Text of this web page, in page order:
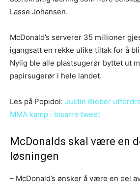
Lasse Johansen.
McDonald’s serverer 35 millioner
igangsatt en rekke ulike tiltak for å
Nylig ble alle plastsugerør byttet ut
papirsugerør i hele landet.
Les på Popidol: Justin Bieber
MMA kamp i bisarre tweet
McDonalds skal være en
løsningen
– McDonald’s ønsker å være en del